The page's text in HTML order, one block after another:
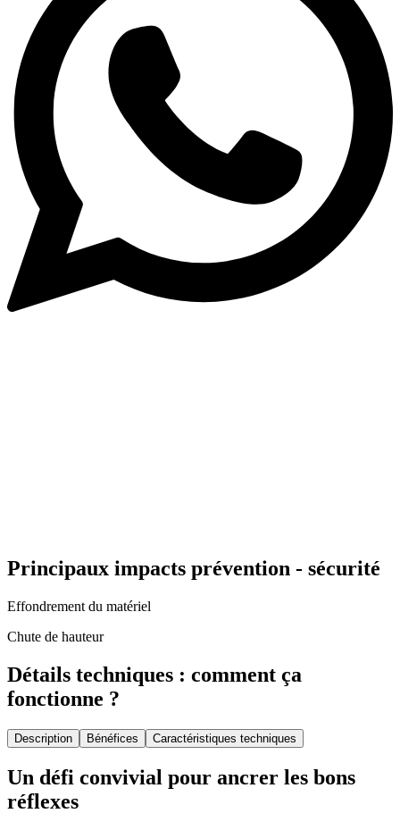
Principaux impacts prévention - sécurité
Effondrement du matériel
Chute de hauteur
Détails techniques : comment ça
fonctionne ?
Description Bénéfices Caractéristiques techniques
Un défi convivial pour ancrer les bons
réflexes